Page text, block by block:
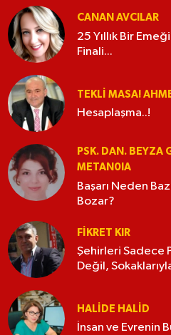
CANAN AVCILAR
25 Yıllık Bir
Finali...
TEKLI MASA!
Hesaplaşma..!
PSK. DAN. BEYZA
METAN0IA
Başarı Neden
Bozar?
FIKRET KIR
Şehirleri Sadece
Değil,
HALIDE HALID
İnsan ve Evrenin